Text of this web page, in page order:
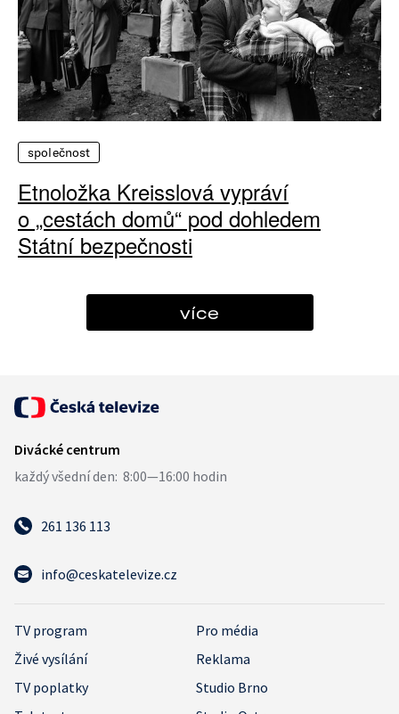
společnost
Etnoložka Kreisslová vypráví
o „cestách domů“ pod dohledem
Státní bezpečnosti
více
261 136 113
info@ceskatelevize.cz
TV program
Pro média
Živé vysílání
Reklama
TV poplatky
Studio Brno